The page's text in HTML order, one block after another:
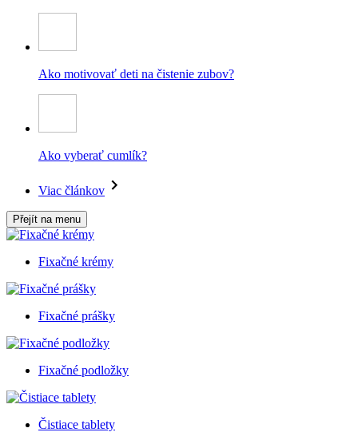
Ako motivovať deti na čistenie zubov?
Ako vyberať cumlík?
Viac článkov
Přejít na menu
Fixačné krémy
Fixačné prášky
Fixačné podložky
Čistiace tablety